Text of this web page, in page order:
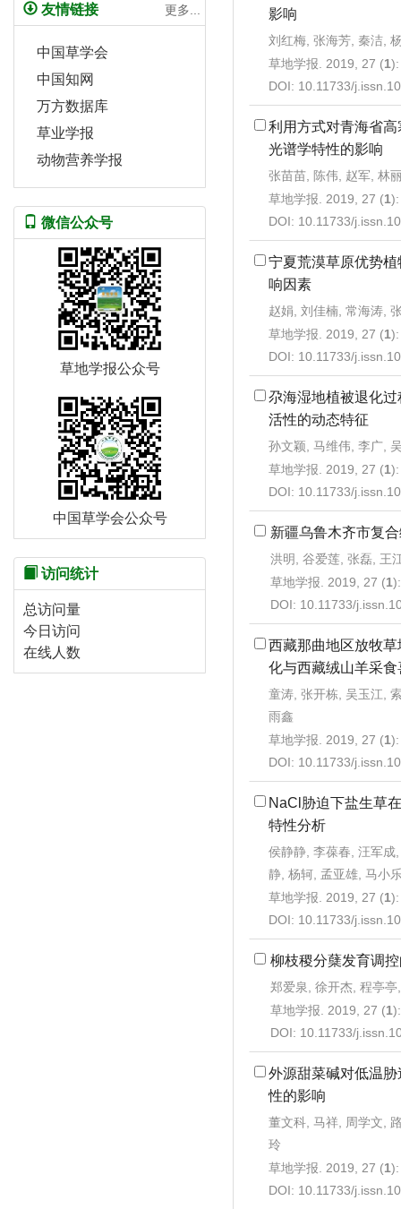
影响
刘红梅, 张海芳, 秦洁,
草地学报. 2019, 27 (1
DOI: 10.11733/
利用方式对青海省
光谱学特性的影响
张苗苗, 陈伟, 赵军, 林
草地学报. 2019, 27 (1
DOI: 10.11733/
宁夏荒漠草原优势
响因素
赵娟, 刘佳楠, 常海涛,
草地学报. 2019, 27 (1
DOI: 10.11733/
尕海湿地植被退化
活性的动态特征
孙文颖, 马维伟, 李广,
草地学报. 2019, 27 (1
DOI: 10.11733/
新疆乌鲁木齐市复
洪明, 谷爱莲, 张磊, 王
草地学报. 2019, 27 (1
DOI: 10.11733/
西藏那曲地区放牧
化与西藏绒山羊采食
童涛, 张开栋, 吴玉江,
雨鑫
草地学报. 2019, 27 (1
DOI: 10.11733/
NaCl胁迫下盐生草
特性分析
侯静静, 李葆春, 汪军成
静, 杨轲, 孟亚雄, 马小
草地学报. 2019, 27 (1
DOI: 10.11733/
柳枝稷分蘖发育调
郑爱泉, 徐开杰, 程亭
草地学报. 2019, 27 (1
DOI: 10.11733/
外源甜菜碱对低温
性的影响
董文科, 马祥, 周学文,
玲
草地学报. 2019, 27 (1
DOI: 10.11733/
友情链接 更多...
中国草学会
中国知网
万方数据库
草业学报
动物营养学报
微信公众号
草地学报公众号
中国草学会公众号
访问统计
总访问量
今日访问
在线人数